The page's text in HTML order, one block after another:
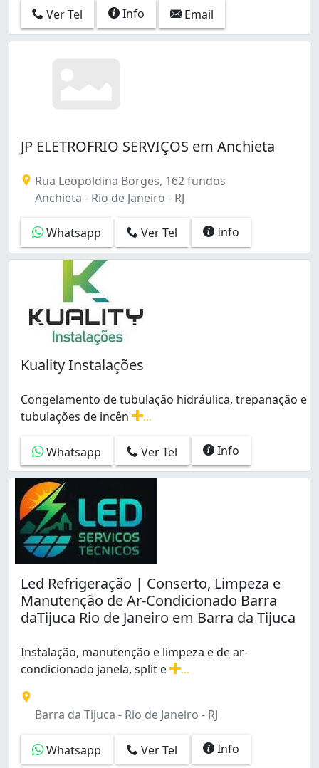
Ver Tel Info Email
JP ELETROFRIO SERVIÇOS em Anchieta
Rua Leopoldina Borges, 162 fundos
Anchieta - Rio de Janeiro - RJ
Whatsapp Ver Tel Info
Kuality Instalações
Congelamento de tubulação hidráulica, trepanação e
tubulações de incên
Whatsapp
Ver Tel Info
Led Refrigeração | Conserto, Limpeza e
Manutenção de Ar-Condicionado Barra
daTijuca Rio de Janeiro em Barra da Tijuca
Instalação, manutenção e limpeza e de ar-
condicionado janela, split e
Barra da Tijuca - Rio de Janeiro - RJ
Whatsapp Ver Tel Info